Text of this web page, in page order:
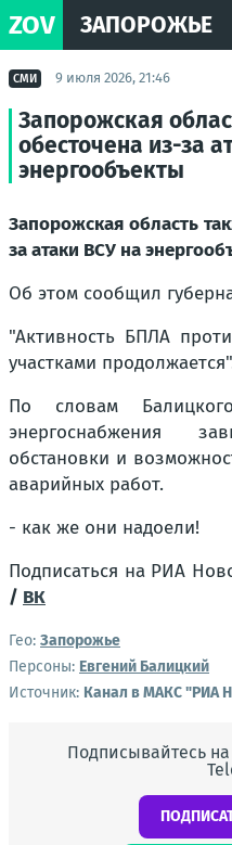
ZOV ЗАПОРОЖЬЕ
СМИ 9 июля 2026, 21:46
Запорожская
обесточена из-за
энергообъекты
Запорожская область
за атаки ВСУ на
Об этом сообщил
"Активность БПЛА
участками
По словам
энергоснабжения
обстановки и
аварийных работ.
- как же они надоели!
Подписаться на РИА
/ ВК
Гео: Запорожье
Персоны: Евгений Балицкий
Источник: Канал в МАКС "РИА
Подписывайтесь